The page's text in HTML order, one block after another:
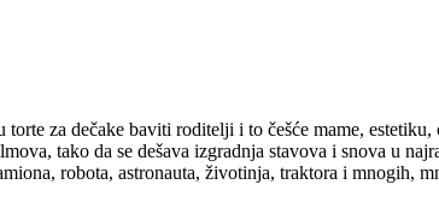
za dečake baviti roditelji i to češće mame,
tako da se dešava izgradnja stavova i snova u
robota, astronauta, životinja, traktora i mnogih,